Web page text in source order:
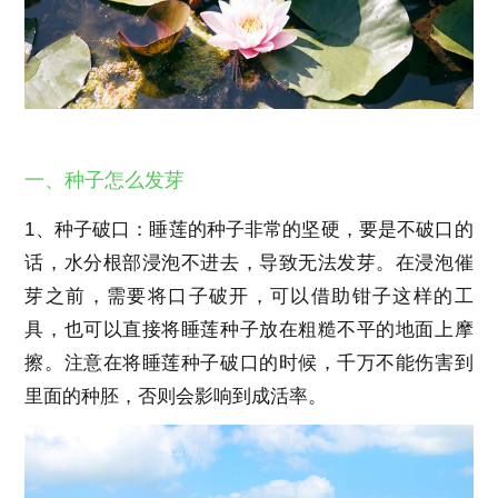
一、种子怎么发芽
1、种子破口：睡莲的种子非常的坚硬，要是不破口的
话，水分根部浸泡不进去，导致无法发芽。在浸泡催
芽之前，需要将口子破开，可以借助钳子这样的工
具，也可以直接将睡莲种子放在粗糙不平的地面上摩
擦。注意在将睡莲种子破口的时候，千万不能伤害到
里面的种胚，否则会影响到成活率。